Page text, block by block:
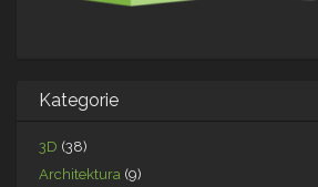
Kategorie
3D (38)
Architektura (9)